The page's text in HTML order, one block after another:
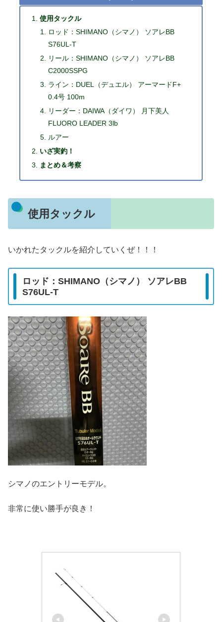
使用タックル
ロッド：SHIMANO（シマノ） ソアレBB
S76UL-T
リール：SHIMANO（シマノ） ソアレBB
C2000SSPG
ライン：DUEL（デュエル） アーマードF+
0.4号 100m
リーダー：DAIWA（ダイワ） 月下美人
FLUORO LEADER 3lb
ルアー
いざ実釣！
まとめ＆考察
使用タックル
いかれたタックルを紹介していくぜ！！！
ロッド：SHIMANO（シマノ） ソアレBB
S76UL-T
シマノのエントリーモデル。
非常に使い勝手が良き！